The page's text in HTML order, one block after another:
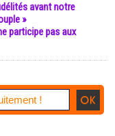
avant notre
»
participe pas aux